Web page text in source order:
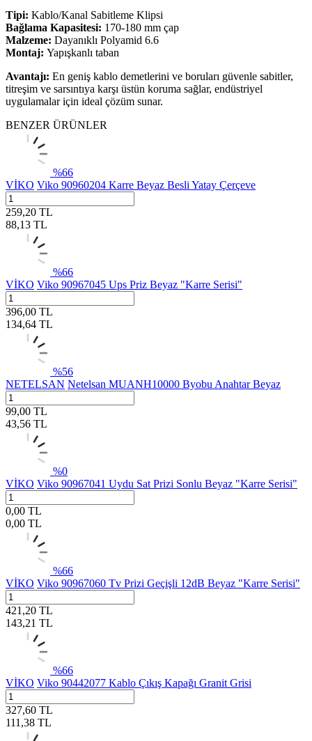
Tipi: Kablo/Kanal Sabitleme Klipsi
Bağlama Kapasitesi: 170-180 mm çap
Malzeme: Dayanıklı Polyamid 6.6
Montaj: Yapışkanlı taban
Avantajı: En geniş kablo demetlerini ve boruları güvenle sabitler,
titreşim ve sarsıntıya karşı üstün koruma sağlar, endüstriyel
uygulamalar için ideal çözüm sunar.
BENZER ÜRÜNLER
%66
VİKO Viko 90960204 Karre Beyaz Besli Yatay Çerçeve
259,20 TL
88,13 TL
%66
VİKO Viko 90967045 Ups Priz Beyaz "Karre Serisi"
396,00 TL
134,64 TL
%56
NETELSAN Netelsan MUANH10000 Byobu Anahtar Beyaz
99,00 TL
43,56 TL
%0
VİKO Viko 90967041 Uydu Sat Prizi Sonlu Beyaz "Karre Serisi"
0,00 TL
0,00 TL
%66
VİKO Viko 90967060 Tv Prizi Geçişli 12dB Beyaz "Karre Serisi"
421,20 TL
143,21 TL
%66
VİKO Viko 90442077 Kablo Çıkış Kapağı Granit Grisi
327,60 TL
111,38 TL